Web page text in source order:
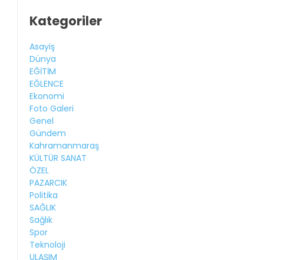
Kategoriler
Asayiş
Dünya
EĞİTİM
EĞLENCE
Ekonomi
Foto Galeri
Genel
Gündem
Kahramanmaraş
KÜLTÜR SANAT
ÖZEL
PAZARCIK
Politika
SAĞLIK
Sağlık
Spor
Teknoloji
ULAŞIM